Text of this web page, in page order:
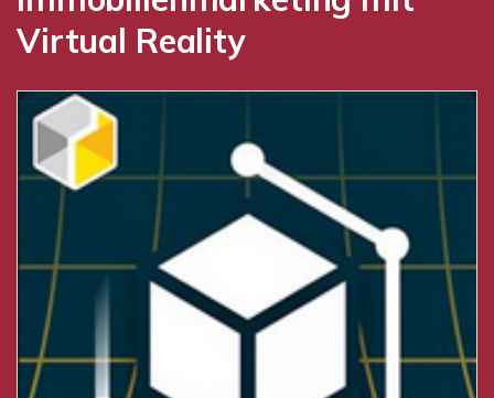
Virtual Reality